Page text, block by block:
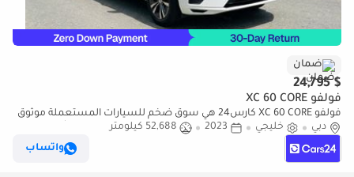
ضمان
$ 24,795
فولفو XC 60 CORE
فولفو XC 60 CORE كارس24 هي سوق ضخم للسيارات المستعملة موثوق
ومضمون ٪كارس24 هي سوق ضخم للسيارات المستعملة موثوق
دبي خليجي 2023
52,688 كيلومتر
واتساب